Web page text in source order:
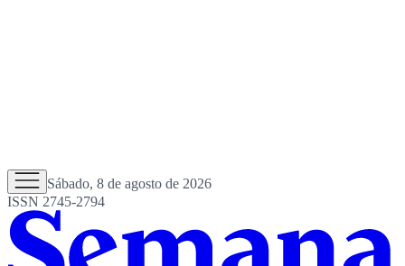
Sábado, 8 de agosto de 2026
ISSN 2745-2794